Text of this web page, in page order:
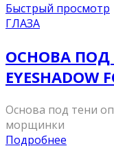
Быстрый просмотр
ГЛАЗА
ОСНОВА ПОД
EYESHADOW
Основа под тени
морщинки
Подробнее